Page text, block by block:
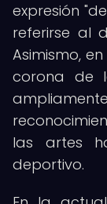
expresión
referirse al
Asimismo,
corona de
las artes
deportivo.